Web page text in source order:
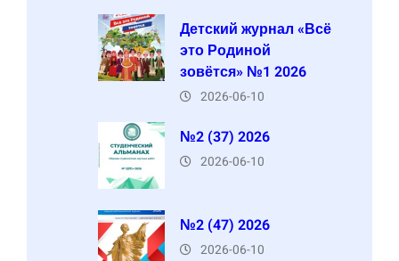
Детский журнал «Всё
это Родиной
зовётся» №1 2026
2026-06-10
№2 (37) 2026
2026-06-10
№2 (47) 2026
2026-06-10